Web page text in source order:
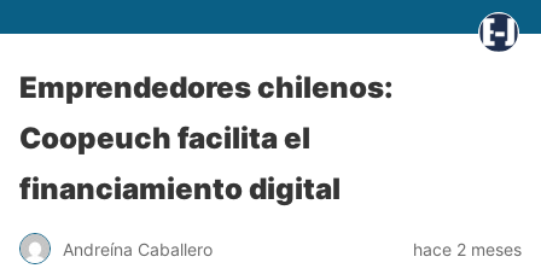
Emprendedores chilenos:
Coopeuch facilita el
financiamiento digital
Andreína Caballero hace 2 meses